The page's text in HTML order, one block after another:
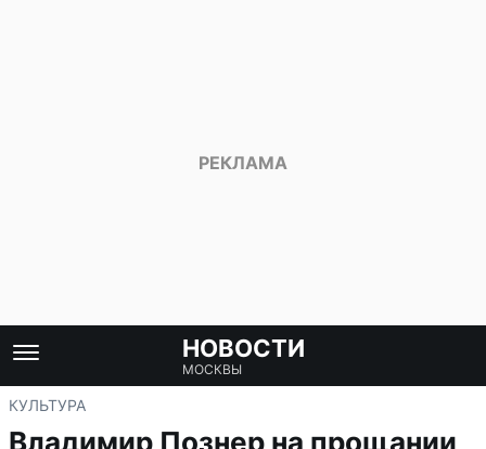
НОВОСТИ
МОСКВЫ
КУЛЬТУРА
Владимир Познер на прощании